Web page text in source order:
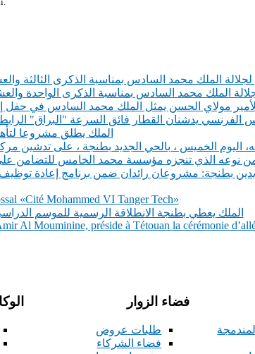
لجلالة الملك محمد السادس بمناسبة الذكرى الثالثة
الملك محمد السادس بمناسبة الذكرى الواحدة
مولاي الحسن يمثل الملك محمد السادس في حفل
الفرنسي يدشنان القطار فائق السرعة "البراق"
الملك يطلق مشروعا
الخميس ، بالحي الجديد بطنجة ، على تدشين
بطنجة: مشروعان رائدان ضمن برنامج إعادة توظيف
«Cité Mohammed VI Tanger Tech»
الملك يعطي بطنجة الانطلاقة الرسمية للموسم
Al Mouminine, préside à Tétouan la cérémonie
فضاء الزوار
طلبات عروض
فضاء الشركاء